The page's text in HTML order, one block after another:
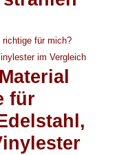
für